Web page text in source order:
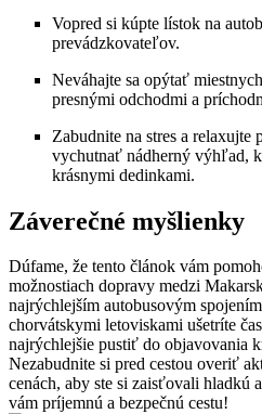
Vopred si kúpte lístok na
prevádzkovateľov.
Neváhajte sa opýtať
presnými odchodmi a
Zabudnite na stres a relaxujte
vychutnať nádherný výhľad,
krásnymi dedinkami.
Záverečné myšlienky
Dúfame, že tento článok vám
možnostiach dopravy medzi
najrýchlejším autobusovým
chorvátskymi letoviskami ušetríte
najrýchlejšie pustiť do objavovania
Nezabudnite si pred cestou overiť
cenách, aby ste si zaisťovali hladkú
vám príjemnú a bezpečnú cestu!